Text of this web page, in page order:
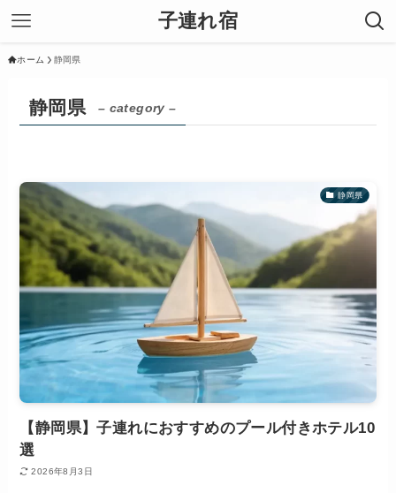
子連れ宿
ホーム 静岡県
静岡県 – category –
静岡県
【静岡県】子連れにおすすめのプール付きホテル10
選
2026年8月3日